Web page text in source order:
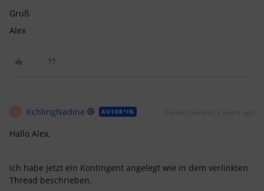
Gruß
Alex
KchlingNadine AUTOR*IN Forum|Forum|3 years ago
Hallo Alex,
ich habe jetzt ein Kontingent angelegt wie in dem verlinkten
Thread beschrieben.